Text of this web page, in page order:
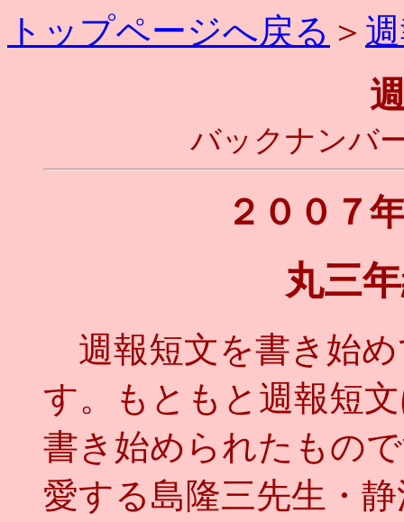
トップページへ戻る ＞
バックナンバ
２００
丸三
週報短文を書き始
す。もともと週報短
書き始められたもの
愛する島隆三先生・